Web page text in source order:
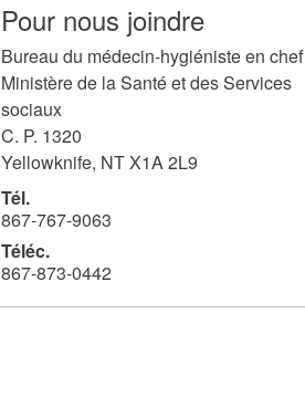
Pour nous joindre
Bureau du médecin-hygiéniste en chef
Ministère de la Santé et des Services
sociaux
C. P. 1320
Yellowknife, NTX1A 2L9
Tél.
867-767-9063
Téléc.
867-873-0442